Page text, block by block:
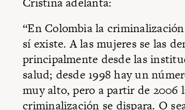
“En Colombia la
sí existe. A las mujeres se las
principalmente desde las
salud; desde 1998 hay un
muy alto, pero a partir de 2006
criminalización se dispara. O